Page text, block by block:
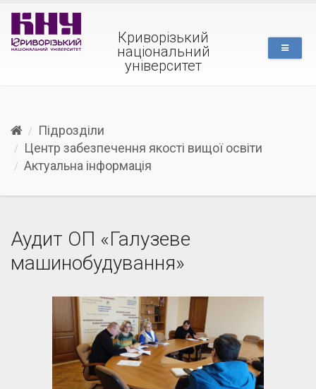
Криворізький
національний
університет
Підрозділи
Центр забезпечення якості вищої освіти
Актуальна інформація
Аудит ОП «Галузеве
машинобудування»